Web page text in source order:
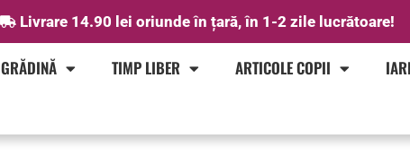
Livrare 14.90 lei oriunde în țară, în 1-2 zile lucrătoare!
GRĂDINĂ TIMP LIBER ARTICOLE COPII